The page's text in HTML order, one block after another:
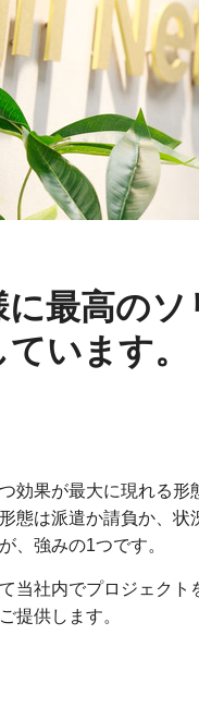
最高の
います。
果が最大に現れる形
は派遣か請負か、状
、強みの1つです。
当社内でプロジェク
提供します。